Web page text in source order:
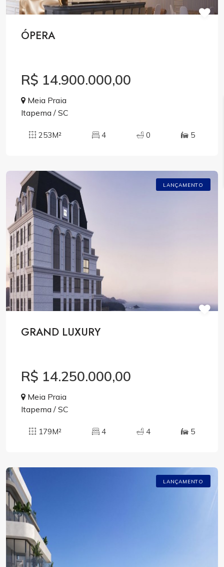
ÓPERA
R$ 14.900.000,00
Meia Praia
Itapema / SC
253M² 4 0 5
LANÇAMENTO
GRAND LUXURY
R$ 14.250.000,00
Meia Praia
Itapema / SC
179M² 4 4 5
LANÇAMENTO